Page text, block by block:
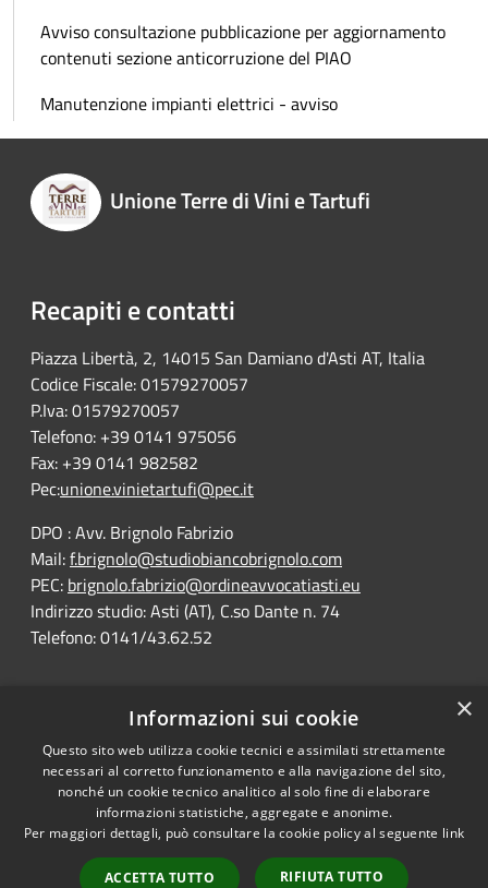
Avviso consultazione pubblicazione per aggiornamento
contenuti sezione anticorruzione del PIAO
Manutenzione impianti elettrici - avviso
Unione Terre di Vini e Tartufi
Recapiti e contatti
Piazza Libertà, 2, 14015 San Damiano d'Asti AT, Italia
Codice Fiscale: 01579270057
P.Iva: 01579270057
Telefono: +39 0141 975056
Fax: +39 0141 982582
Pec:unione.vinietartufi@pec.it
DPO : Avv. Brignolo Fabrizio
Mail:f.brignolo@studiobiancobrignolo.com
PEC: brignolo.fabrizio@ordineavvocatiasti.eu
Indirizzo studio: Asti (AT), C.so Dante n. 74
Telefono: 0141/43.62.52
RSS
Accessibility
Cookie
Sitemap
Comune convenzionato
Astigov
Progetto|Convenzione|
Adesioni
×
Informazioni sui cookie
Questo sito web utilizza cookie tecnici e assimilati strettamente
necessari al corretto funzionamento e alla navigazione del sito,
nonché un cookie tecnico analitico al solo fine di elaborare
informazioni statistiche, aggregate e anonime.
Per maggiori dettagli, può consultare la cookie policy al seguente link
ACCETTA TUTTO RIFIUTA TUTTO